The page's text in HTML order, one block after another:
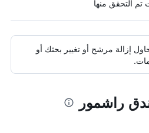
إزالة مرشح أو تغيير بحثك أو
راشمور